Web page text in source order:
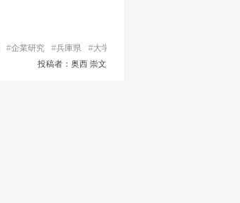
#企業研究 #兵庫県 #大学生
投稿者：奥西 崇文